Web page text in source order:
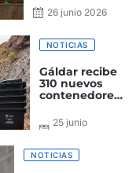
inspirado en las
pintaderas,
identidad
aborigen
26 junio 2026
NOTICIAS
Gáldar recibe
310 nuevos
contenedores
instalación en
las próximas
municipio
25 junio
NOTICIAS